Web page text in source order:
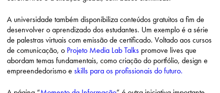
A universidade também disponibiliza conteúdos gratuitos a fim de
desenvolver o aprendizado dos estudantes. Um exemplo é a série
de palestras virtuais com emissão de certificado. Voltado aos cursos
de comunicação, o Projeto Media Lab Talks promove lives que
abordam temas fundamentais, como criação do portfólio, design e
empreendedorismo e skills para os profissionais do futuro.